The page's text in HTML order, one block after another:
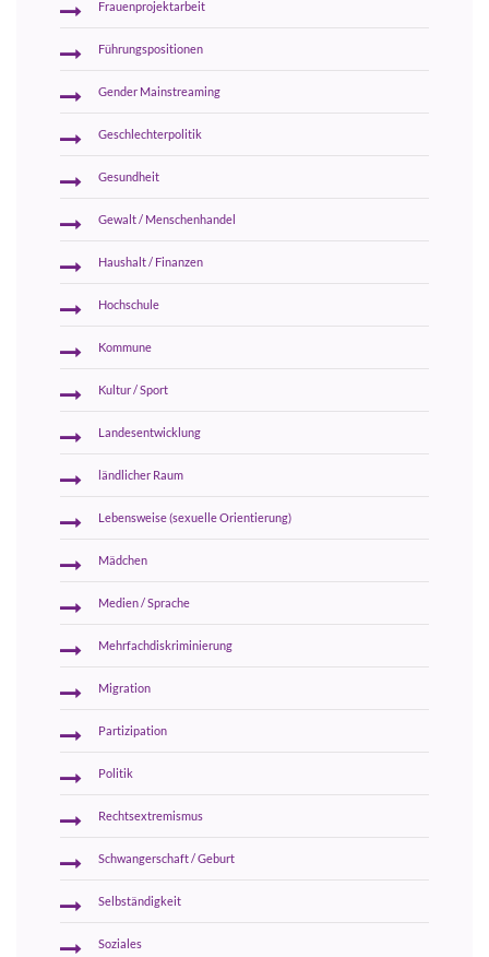
Frauenprojektarbeit
Führungspositionen
Gender Mainstreaming
Geschlechterpolitik
Gesundheit
Gewalt / Menschenhandel
Haushalt / Finanzen
Hochschule
Kommune
Kultur / Sport
Landesentwicklung
ländlicher Raum
Lebensweise (sexuelle Orientierung)
Mädchen
Medien / Sprache
Mehrfachdiskriminierung
Migration
Partizipation
Politik
Rechtsextremismus
Schwangerschaft / Geburt
Selbständigkeit
Soziales